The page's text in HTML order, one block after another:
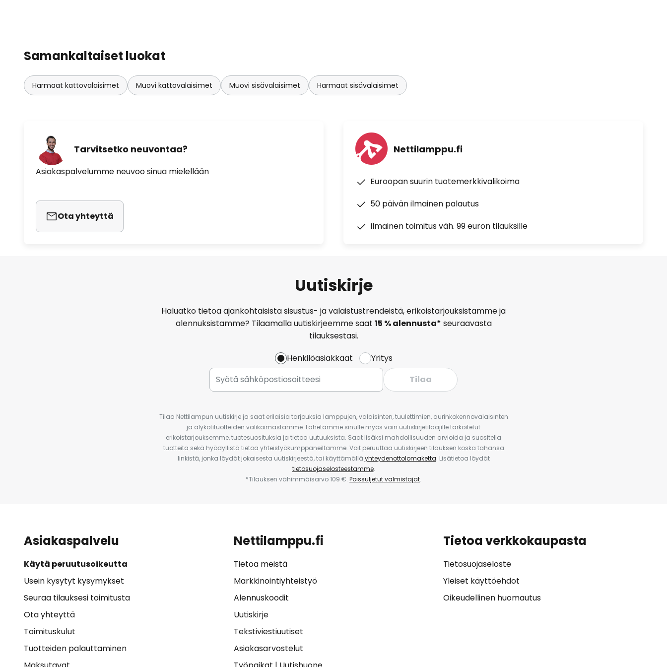
Samankaltaiset luokat
Harmaat kattovalaisimet Muovi kattovalaisimet Muovi sisävalaisimet Harmaat sisävalaisimet
Tarvitsetko neuvontaa?
Asiakaspalvelumme neuvoo sinua mielellään
Ota yhteyttä
Nettilamppu.fi
Euroopan suurin tuotemerkkivalikoima
50 päivän ilmainen palautus
Ilmainen toimitus väh. 99 euron tilauksille
Uutiskirje
Haluatko tietoa ajankohtaisista sisustus- ja valaistustrendeistä, erikoistarjouksistamme ja
alennuksistamme? Tilaamalla uutiskirjeemme saat 15 % alennusta* seuraavasta
tilauksestasi.
Henkilöasiakkaat
Yritys
Tilaa
Tilaa Nettilampun uutiskirje ja saat erilaisia tarjouksia lamppujen, valaisinten, tuulettimien, aurinkokennovalaisinten
ja älykotituotteiden valikoimastamme. Lähetämme sinulle myös vain uutiskirjetilaajille tarkoitetut
erikoistarjouksemme, tuotesuosituksia ja tietoa uutuuksista. Saat lisäksi mahdollisuuden arvioida ja suositella
tuotteita sekä hyödyllistä tietoa yhteistyökumppaneiltamme. Voit peruuttaa uutiskirjeen tilauksen koska tahansa
linkistä, jonka löydät jokaisesta uutiskirjeestä, tai käyttämällä yhteydenottolomaketta. Lisätietoa löydät
tietosuojaselosteestamme.
*Tilauksen vähimmäisarvo 109 €. Poissuljetut valmistajat.
Asiakaspalvelu
Käytä peruutusoikeutta
Usein kysytyt kysymykset
Seuraa tilauksesi toimitusta
Ota yhteyttä
Toimituskulut
Tuotteiden palauttaminen
Nettilamppu.fi
Tietoa meistä
Markkinointiyhteistyö
Alennuskoodit
Uutiskirje
Tekstiviestiuutiset
Asiakasarvostelut
Tietoa verkkokaupasta
Tietosuojaseloste
Yleiset käyttöehdot
Oikeudellinen huomautus